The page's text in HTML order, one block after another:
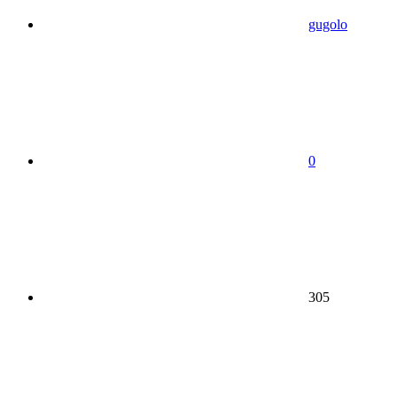
gugolo
0
305